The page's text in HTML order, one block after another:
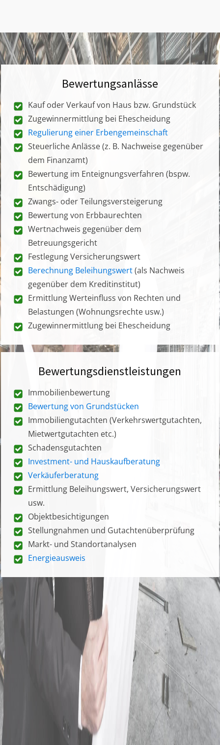
Bewertungsanlässe
Kauf oder Verkauf von Haus bzw. Grundstück
Zugewinnermittlung bei Ehescheidung
Regulierung einer Erbengemeinschaft
Steuerliche Anlässe (z. B. Nachweise gegenüber
dem Finanzamt)
Bewertung im Enteignungsverfahren (bspw.
Entschädigung)
Zwangs- oder Teilungsversteigerung
Bewertung von Erbbaurechten
Wertnachweis gegenüber dem
Betreuungsgericht
Festlegung Versicherungswert
Berechnung Beleihungswert(als Nachweis
gegenüber dem Kreditinstitut)
Ermittlung Werteinfluss von Rechten und
Belastungen (Wohnungsrechte usw.)
Zugewinnermittlung bei Ehescheidung
Bewertungsdienstleistungen
Immobilienbewertung
Bewertung von Grundstücken
Immobiliengutachten (Verkehrswertgutachten,
Mietwertgutachten etc.)
Schadensgutachten
Investment- und Hauskaufberatung
Verkäuferberatung
Ermittlung Beleihungswert, Versicherungswert
usw.
Objektbesichtigungen
Stellungnahmen und Gutachtenüberprüfung
Markt- und Standortanalysen
Energieausweis